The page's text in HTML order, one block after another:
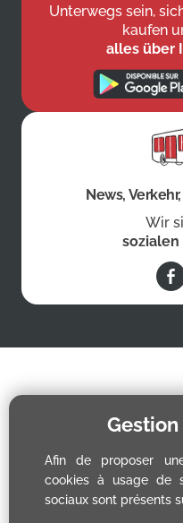
Afin de proposer
cookies à usage de
sociaux sont présents
Unterwegs sein,
kaufen
alles über
News,
Wir